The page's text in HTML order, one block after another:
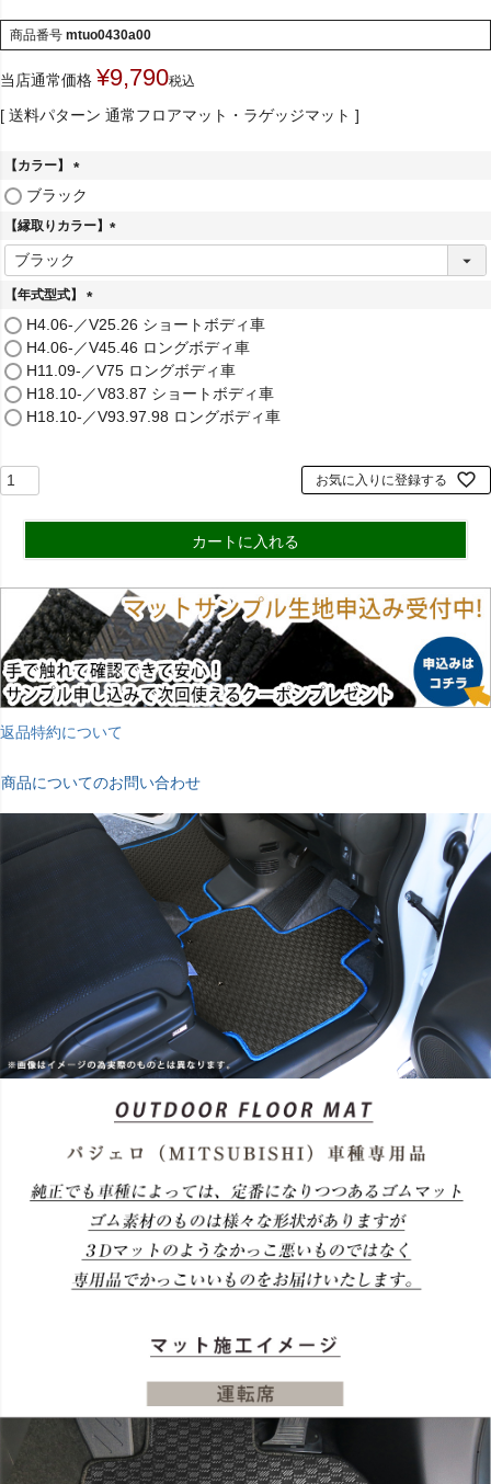
商品番号 mtuo0430a00
当店通常価格 ¥9,790税込
送料パターン 通常フロアマット・ラゲッジマット
【カラー】
(
須
)
ブラック
【縁取りカラー】
(
【年式型式】
(
必
)
H4.06-／V25.26 ショートボディ車
H4.06-／V45.46 ロングボディ車
H11.09-／V75 ロングボディ車
H18.10-／V83.87 ショートボディ車
H18.10-／V93.97.98 ロングボディ車
お気に入りに登録する
カートに入れる
返品特約について
商品についてのお問い合わせ